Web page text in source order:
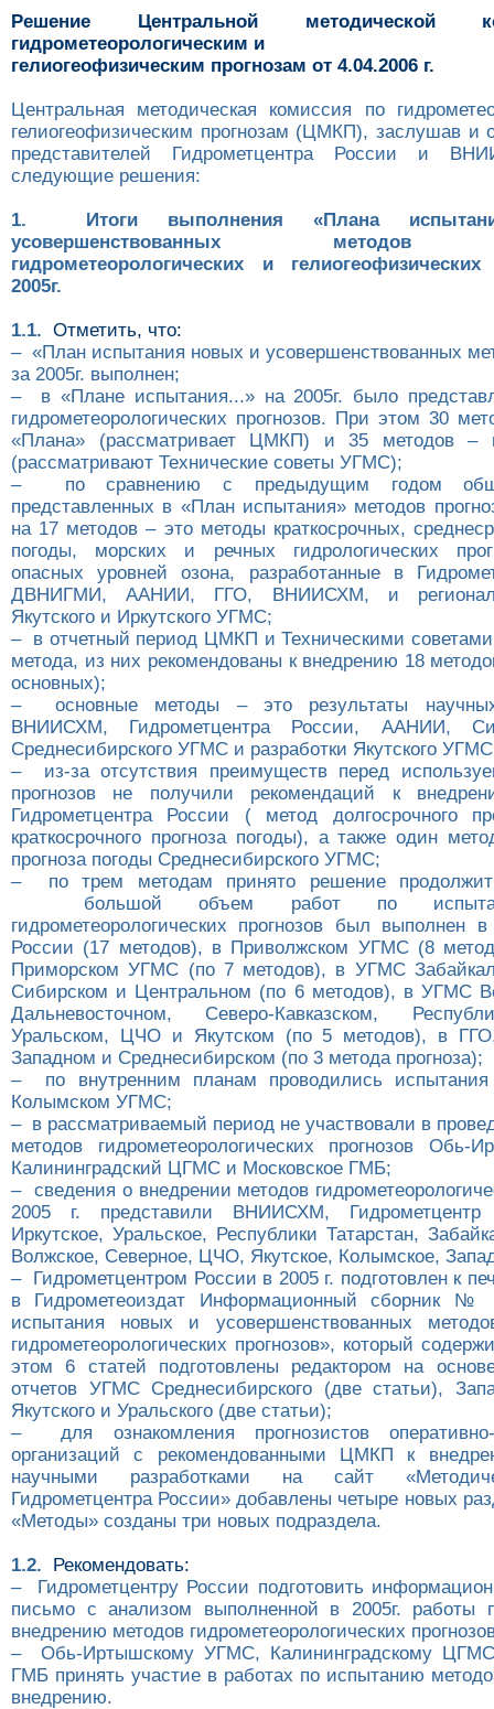
Решение Центральной методической
гидрометеорологическим и
гелиогеофизическим прогнозам от 4.04.2006 г.
Центральная методическая комиссия по
гелиогеофизическим прогнозам (ЦМКП), заслушав и
представителей Гидрометцентра России и
следующие решения:
1. Итоги выполнения «Плана
усовершенствованных методов
гидрометеорологических и
2005г.
1.1. Отметить, что:
– «План испытания новых и усовершенствованных
за 2005г. выполнен;
– в «Плане испытания...» на 2005г. было
гидрометеорологических прогнозов. При этом 30
«Плана» (рассматривает ЦМКП) и 35 методов –
(рассматривают Технические советы УГМС);
– по сравнению с предыдущим годом
представленных в «План испытания» методов
на 17 методов – это методы краткосрочных,
погоды, морских и речных гидрологических
опасных уровней озона, разработанные в
ДВНИГМИ, ААНИИ, ГГО, ВНИИСХМ, и
Якутского и Иркутского УГМС;
– в отчетный период ЦМКП и Техническими
метода, из них рекомендованы к внедрению 18
основных);
– основные методы – это результаты научных
ВНИИСХМ, Гидрометцентра России, ААНИИ,
Среднесибирского УГМС и разработки Якутского
– из-за отсутствия преимуществ перед
прогнозов не получили рекомендаций к
Гидрометцентра России ( метод долгосрочного
краткосрочного прогноза погоды), а также один
прогноза погоды Среднесибирского УГМС;
– по трем методам принято решение
большой объем работ по
гидрометеорологических прогнозов был выполнен в
России (17 методов), в Приволжском УГМС (8
Приморском УГМС (по 7 методов), в УГМС
Сибирском и Центральном (по 6 методов), в УГМС
Дальневосточном, Северо-Кавказском,
Уральском, ЦЧО и Якутском (по 5 методов), в
Западном и Среднесибирском (по 3 метода прогноза);
– по внутренним планам проводились
Колымском УГМС;
– в рассматриваемый период не участвовали в
методов гидрометеорологических прогнозов Обь-
Калининградский ЦГМС и Московское ГМБ;
– сведения о внедрении методов
2005 г. представили ВНИИСХМ,
Иркутское, Уральское, Республики Татарстан,
Волжское, Северное, ЦЧО, Якутское, Колымское,
– Гидрометцентром России в 2005 г. подготовлен к
в Гидрометеоиздат Информационный сборник №
испытания новых и усовершенствованных
гидрометеорологических прогнозов», который
этом 6 статей подготовлены редактором на
отчетов УГМС Среднесибирского (две статьи),
Якутского и Уральского (две статьи);
– для ознакомления прогнозистов оперативно-
организаций с рекомендованными ЦМКП к
научными разработками на сайт
Гидрометцентра России» добавлены четыре новых
«Методы» созданы три новых подраздела.
1.2.
Рекомендовать:
– Гидрометцентру России подготовить
письмо с анализом выполненной в 2005г. работы
внедрению методов гидрометеорологических
– Обь-Иртышскому УГМС, Калининградскому
ГМБ принять участие в работах по испытанию
внедрению.